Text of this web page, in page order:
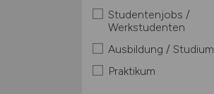
Studentenjobs /
Werkstudenten
Ausbildung / Studium
Praktikum